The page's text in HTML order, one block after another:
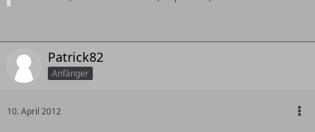
Patrick82
Anfänger
10. April 2012